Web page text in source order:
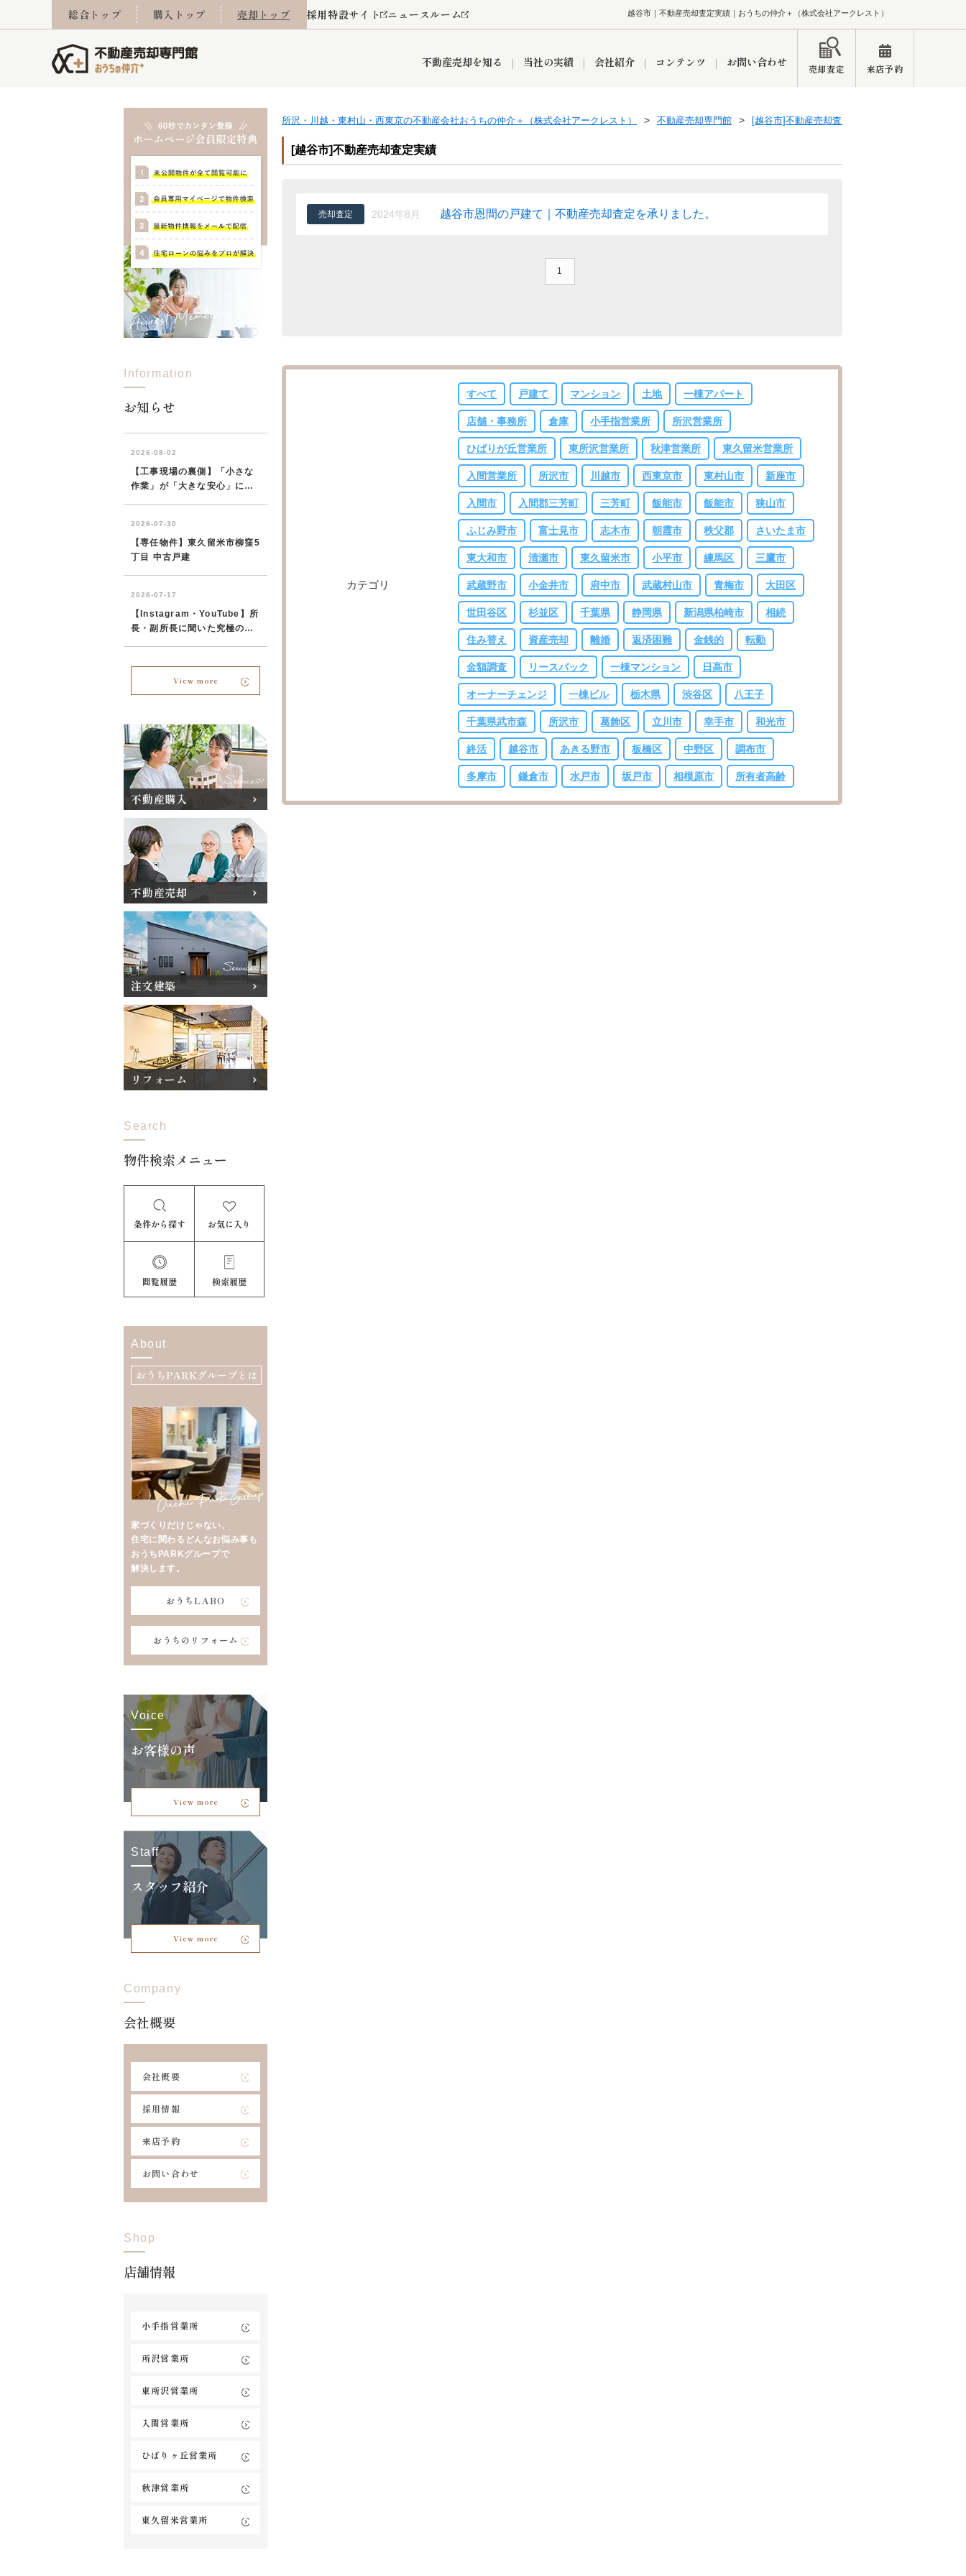
越谷市｜不動産売却査定実績｜おうちの仲介＋（株式会社アークレスト）
総合トップ 購入トップ 売却トップ 採用特設サイト ニュースルーム
不動産売却を知る
不動産買取 空き家
西東京市 東久留米市 東村山市 入間市
売却コラム よくある質問
当社の実績
査定実績 売却成功事例
会社紹介
採用情報 お客様の声
小手指営業所 所沢営業所 東所沢営業所
おうちLABO
コンテンツ
おうちパークくらぶ
お問い合わせ
売却査定依頼 オンライン相談予約
売却査定 来店予約
所沢・川越・東村山・西東京の不動産会社おうちの仲介＋（株式会社アークレスト） 不動産売却専門館 [越谷市]不動産売却査定実績
[越谷市]不動産売却査定実績
売却査定 2024年8月 越谷市恩間の戸建て｜不動産売却査定を承りました。
1
カテゴリ
すべて 戸建て マンション 土地 一棟アパート
店舗・事務所 倉庫 小手指営業所 所沢営業所
ひばりが丘営業所 東所沢営業所 秋津営業所 東久留米営業所
入間営業所 所沢市 川越市 西東京市 東村山市 新座市
入間市 入間郡三芳町 三芳町 飯能市 飯能市 狭山市
ふじみ野市 富士見市 志木市 朝霞市 秩父郡 さいたま市
東大和市 清瀬市 東久留米市 小平市 練馬区 三鷹市
武蔵野市 小金井市 府中市 武蔵村山市 青梅市 大田区
世田谷区 杉並区 千葉県 静岡県 新潟県柏崎市 相続
住み替え 資産売却 離婚 返済困難 金銭的 転勤
金額調査 リースバック 一棟マンション 日高市
オーナーチェンジ 一棟ビル 栃木県 渋谷区 八王子
千葉県武市森 所沢市 葛飾区 立川市 幸手市 和光市
終活 越谷市 あきる野市 板橋区 中野区 調布市
多摩市 鎌倉市 水戸市 坂戸市 相模原市 所有者高齢
Information
お知らせ
View more
不動産購入
不動産売却
注文建築
リフォーム
Search
物件検索メニュー
条件から探す お気に入り
閲覧履歴 検索履歴
About
おうちPARKグループとは
家づくりだけじゃない、
住宅に関わるどんなお悩み事も
おうちPARKグループで
解決します。
おうちLABO
おうちのリフォーム
Voice
お客様の声
View more
Staff
スタッフ紹介
View more
Company
会社概要
会社概要
採用情報
来店予約
お問い合わせ
Shop
店舗情報
小手指営業所
所沢営業所
東所沢営業所
入間営業所
ひばりヶ丘営業所
秋津営業所
東久留米営業所